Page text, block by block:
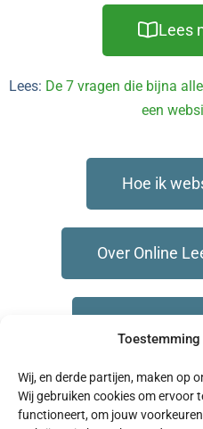
Wij, en derde partijen, maken op
Wij gebruiken cookies om ervoor
functioneert, om jouw
Lees
Lees: De 7 vragen die bijna
een
Hoe ik
Over Online
Neem